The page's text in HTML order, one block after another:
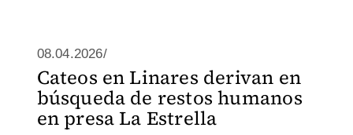
08.04.2026/
Cateos en Linares derivan en
búsqueda de restos humanos
en presa La Estrella